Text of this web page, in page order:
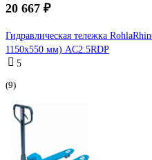
20 667 ₽
Гидравлическая тележка
1150x550 мм) AC2.5RDP
5
(9)